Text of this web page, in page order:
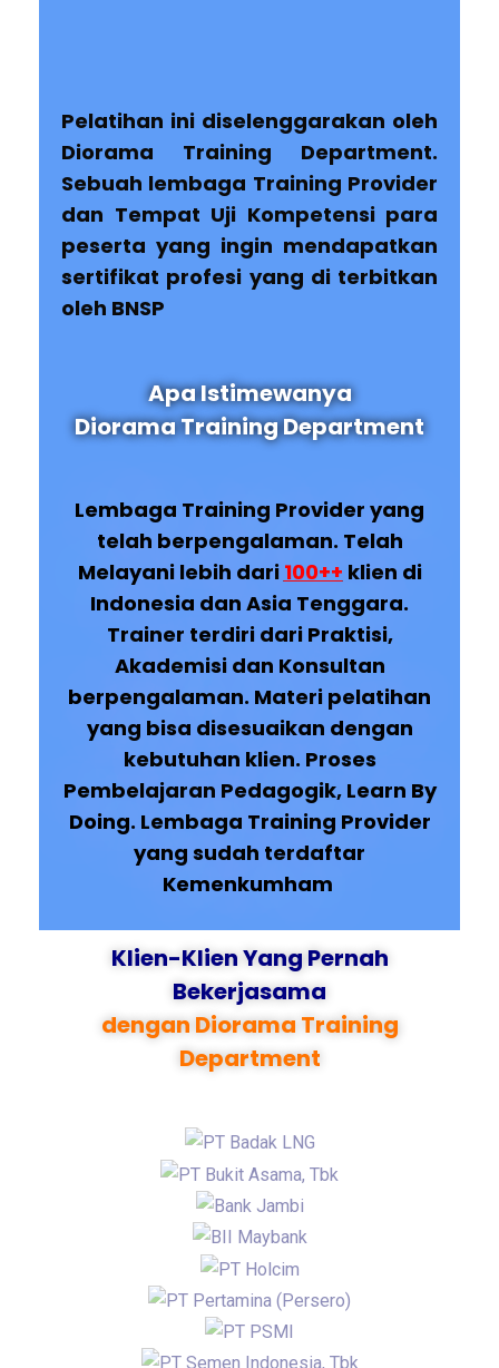
Pelatihan ini diselenggarakan oleh
Diorama Training Department.
Sebuah lembaga Training Provider
dan Tempat Uji Kompetensi para
peserta yang ingin mendapatkan
sertifikat profesi yang di terbitkan
oleh BNSP
Apa Istimewanya
Diorama Training Department
Lembaga Training Provider yang
telah berpengalaman. Telah
Melayani lebih dari 100++ klien di
Indonesia dan Asia Tenggara.
Trainer terdiri dari Praktisi,
Akademisi dan Konsultan
berpengalaman. Materi pelatihan
yang bisa disesuaikan dengan
kebutuhan klien. Proses
Pembelajaran Pedagogik, Learn By
Doing. Lembaga Training Provider
yang sudah terdaftar
Kemenkumham
Klien-Klien Yang Pernah
Bekerjasama
dengan Diorama Training
Department